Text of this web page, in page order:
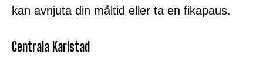
kan avnjuta din måltid eller ta en fikapaus.
Centrala Karlstad